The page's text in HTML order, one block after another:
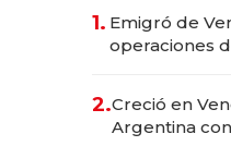
1. Emigró de
operaciones
2.Creció en
Argentina